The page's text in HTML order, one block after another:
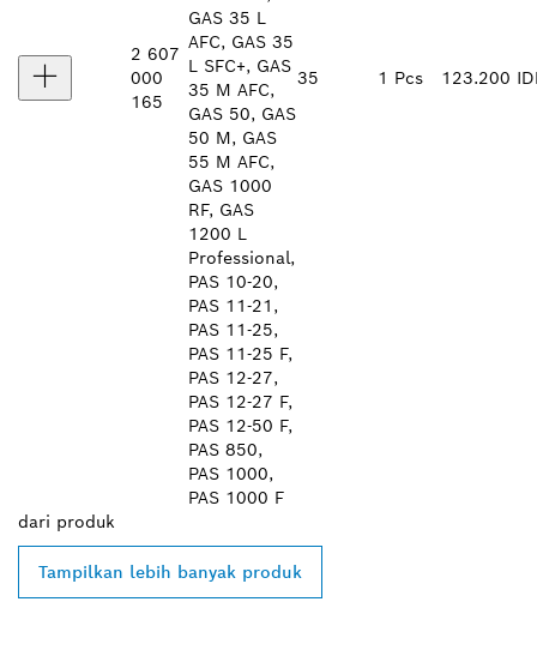
2 607
000
165
GAS 35 L
AFC, GAS 35
L SFC+, GAS
35 M AFC,
GAS 50, GAS
50 M, GAS
55 M AFC,
GAS 1000
RF, GAS
1200 L
Professional,
PAS 10-20,
PAS 11-21,
PAS 11-25,
PAS 11-25 F,
PAS 12-27,
PAS 12-27 F,
PAS 12-50 F,
PAS 850,
PAS 1000,
PAS 1000 F
35 1 Pcs 123.200
dari produk
Tampilkan lebih banyak produk